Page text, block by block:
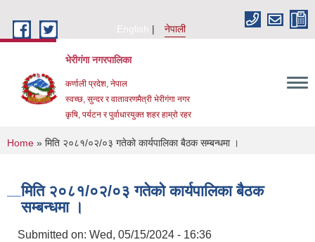
English
नेपाली
भेरीगंगा नगरपालिका
कर्णाली प्रदेश, नेपाल
स्वच्छ, सुन्दर र वातावरणमैत्री भेरीगंगा नगर
कृषि, पर्यटन र पुर्वाधारयुक्त शहर हाम्रो रहर
You are here
Home » मिति २०८१/०२/०३ गतेको कार्यपालिका बैठक सम्बन्धमा ।
मिति २०८१/०२/०३ गतेको कार्यपालिका बैठक
सम्बन्धमा ।
Submitted on: Wed, 05/15/2024 - 16:36